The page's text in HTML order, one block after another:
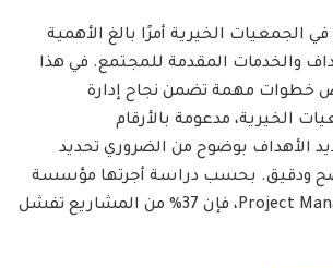
الجمعيات الخيرية أمرًا بالغ الأهمية
والخدمات المقدمة للمجتمع. في هذا
خطوات مهمة تضمن نجاح إدارة
الخيرية، مدعومة بالأرقام
1. تحديد الأهداف بوضوح من الضروري تحديد
ودقيق. بحسب دراسة أجرتها مؤسسة
Project Management Institute، فإن 37% من المشاريع تفشل